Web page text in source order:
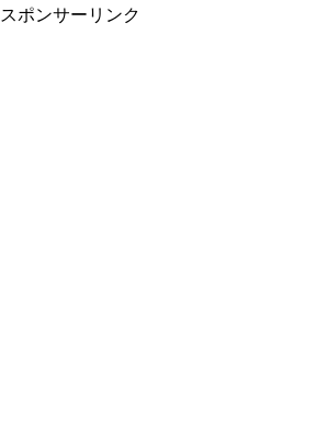
スポンサーリンク